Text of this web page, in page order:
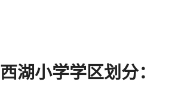
西湖小学学区划分：